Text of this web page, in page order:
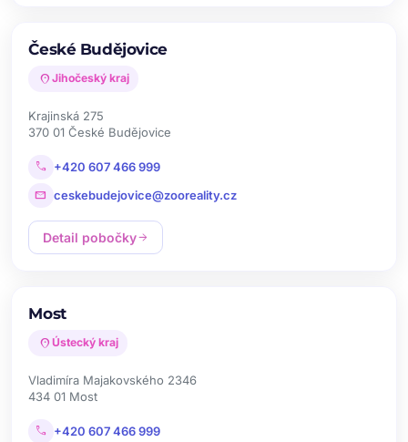
České Budějovice
location_on Jihočeský kraj
Krajinská 275
370 01 České Budějovice
call +420 607 466 999
mail ceskebudejovice@zooreality.cz
Detail pobočkyarrow_forward
Most
location_on Ústecký kraj
Vladimíra Majakovského 2346
434 01 Most
call +420 607 466 999